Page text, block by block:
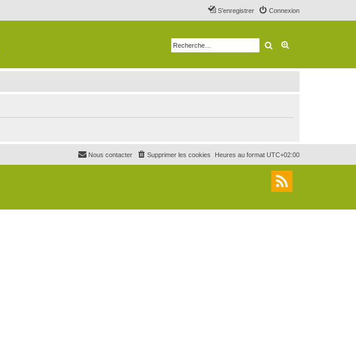
Connexion
S’enregistrer
Rechercher
Heures au format UTC+02:00
Supprimer les cookies
Nous contacter